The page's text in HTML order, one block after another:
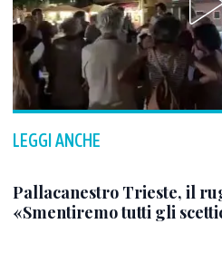
LEGGI ANCHE
Pallacanestro Trieste, il
«Smentiremo tutti gli